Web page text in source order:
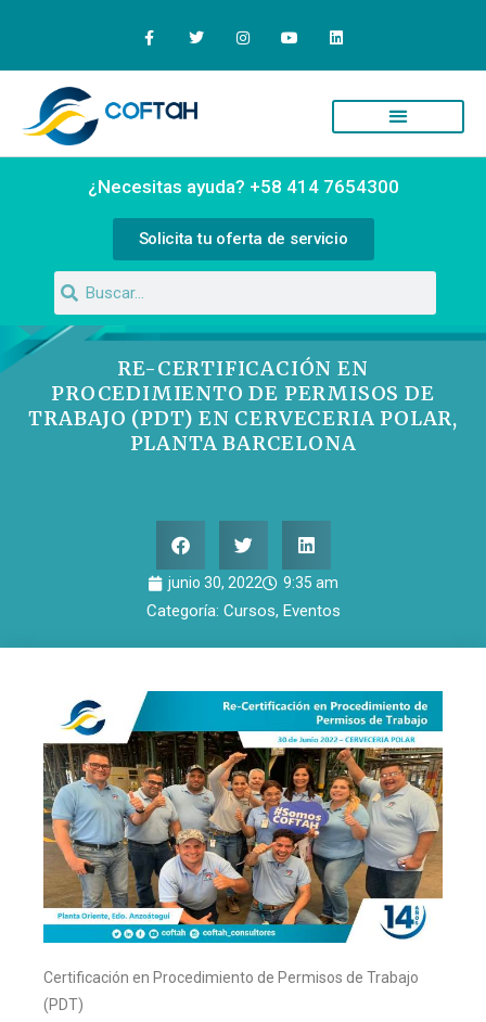
¿Necesitas ayuda? +58 414 7654300
Solicita tu oferta de servicio
RE-CERTIFICACIÓN EN
PROCEDIMIENTO DE PERMISOS DE
TRABAJO (PDT) EN CERVECERIA POLAR,
PLANTA BARCELONA
junio 30, 2022 9:35 am
Categoría: Cursos, Eventos
Certificación en Procedimiento de Permisos de Trabajo
(PDT)